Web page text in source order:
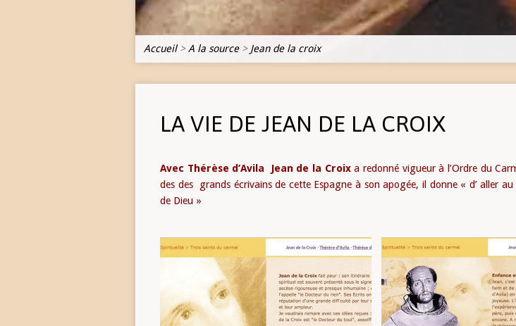
Accueil>A la source> Jean de la croix
LA VIE DE JEAN DE LA CROIX
Avec Thérèse d’Avila Jean de la Croixa redonné vigueur à l’Ordre du
des des grands écrivains de cette Espagne à son apogée, il donne « d’ aller
de Dieu »